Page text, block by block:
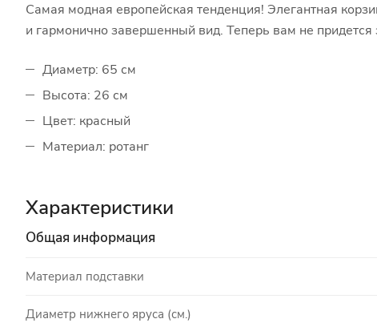
Самая модная европейская тенденция! Элегантная
и гармонично завершенный вид. Теперь вам не придется
Диаметр: 65 см
Высота: 26 см
Цвет: красный
Материал: ротанг
Характеристики
Общая информация
Материал подставки
Диаметр нижнего яруса (см.)